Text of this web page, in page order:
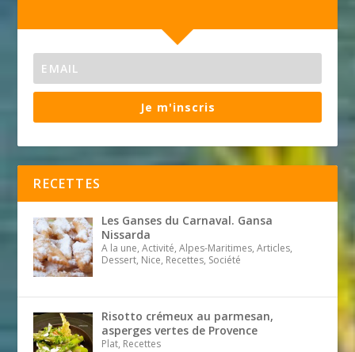
Je m'inscris
RECETTES
Les Ganses du Carnaval. Gansa
Nissarda
A la une, Activité, Alpes-Maritimes, Articles,
Dessert, Nice, Recettes, Société
Risotto crémeux au parmesan,
asperges vertes de Provence
Plat, Recettes